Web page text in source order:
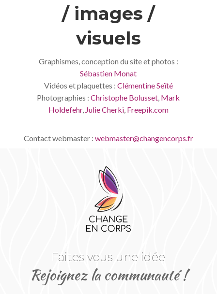
/ images /
visuels
Graphismes, conception du site et photos :
Sébastien Monat
Vidéos et plaquettes : Clémentine Seïté
Photographies :Christophe Bolusset Mark
Holdefehr, Julie Cherki, Freepik.com
Contact webmaster : webmaster@changencorps.fr
Faites vous une idée
Rejoignez la communauté !